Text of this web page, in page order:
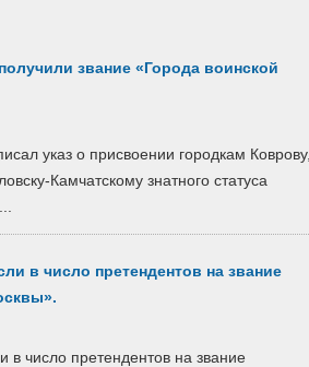
звание «Города воинской
указ о присвоении городкам Коврову,
Камчатскому знатного статуса
в число претендентов на звание
число претендентов на звание